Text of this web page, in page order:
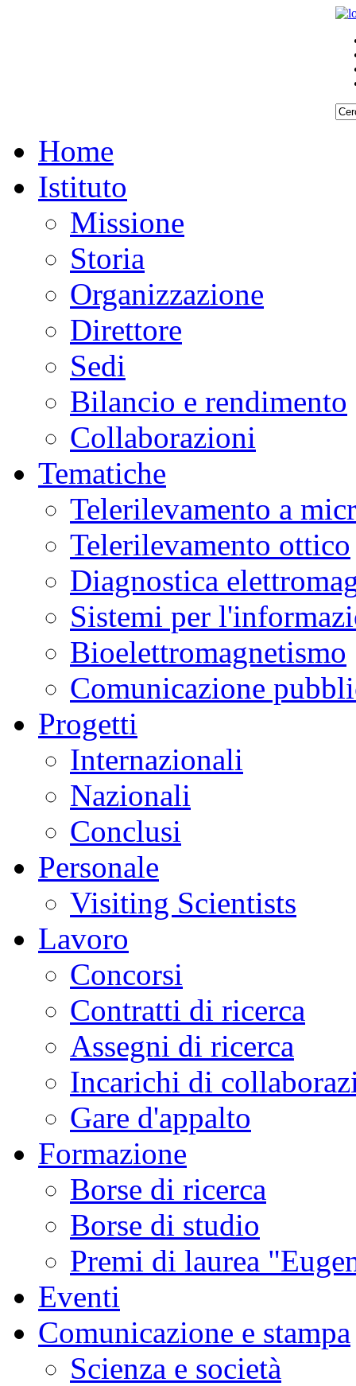
Home
Istituto
Missione
Storia
Organizzazione
Direttore
Sedi
Bilancio e rendimento
Collaborazioni
Tematiche
Telerilevamento a
Telerilevamento ottico
Diagnostica
Sistemi per
Bioelettromagnetismo
Comunicazione
Progetti
Internazionali
Nazionali
Conclusi
Personale
Visiting Scientists
Lavoro
Concorsi
Contratti di ricerca
Assegni di ricerca
Incarichi di
Gare d'appalto
Formazione
Borse di ricerca
Borse di studio
Premi di laurea
Eventi
Comunicazione e stampa
Scienza e società